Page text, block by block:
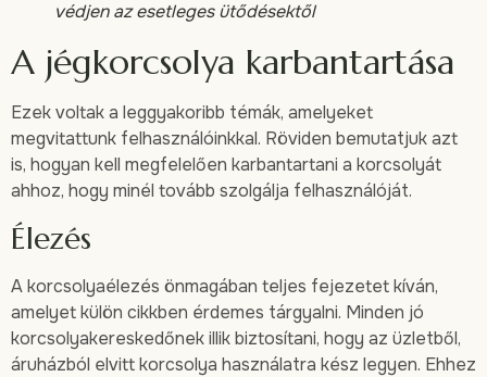
védjen az esetleges ütődésektől
A jégkorcsolya karbantartása
Ezek voltak a leggyakoribb témák, amelyeket
megvitattunk felhasználóinkkal. Röviden bemutatjuk azt
is, hogyan kell megfelelően karbantartani a korcsolyát
ahhoz, hogy minél tovább szolgálja felhasználóját.
Élezés
A korcsolyaélezés önmagában teljes fejezetet kíván,
amelyet külön cikkben érdemes tárgyalni. Minden jó
korcsolyakereskedőnek illik biztosítani, hogy az üzletből,
áruházból elvitt korcsolya használatra kész legyen. Ehhez